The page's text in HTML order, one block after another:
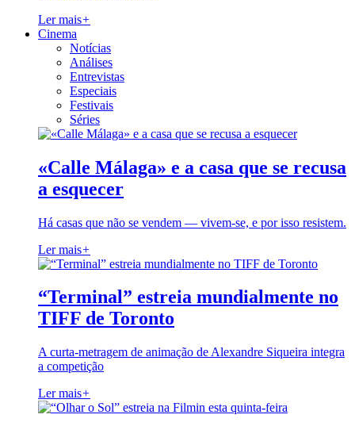
Ler mais+
Cinema
Notícias
Análises
Entrevistas
Especiais
Festivais
Séries
«Calle Málaga» e a casa que se recusa
a esquecer
Há casas que não se vendem — vivem-se, e por isso resistem.
Ler mais+
“Terminal” estreia mundialmente no
TIFF de Toronto
A curta-metragem de animação de Alexandre Siqueira integra
a competição
Ler mais+